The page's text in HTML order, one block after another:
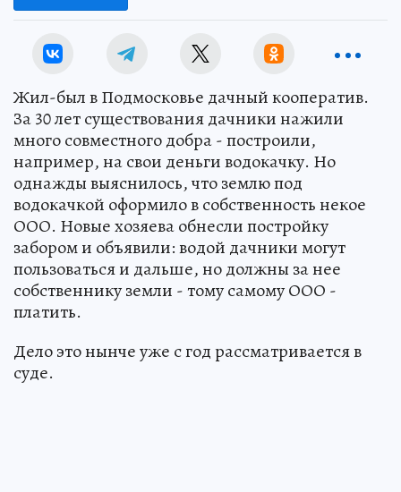
Жил-был в Подмосковье дачный кооператив.
За 30 лет существования дачники нажили
много совместного добра - построили,
например, на свои деньги водокачку. Но
однажды выяснилось, что землю под
водокачкой оформило в собственность некое
ООО. Новые хозяева обнесли постройку
забором и объявили: водой дачники могут
пользоваться и дальше, но должны за нее
собственнику земли - тому самому ООО -
платить.
Дело это нынче уже с год рассматривается в
суде.